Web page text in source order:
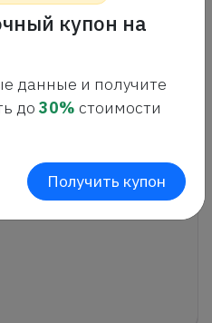
купон на
данные и получите
до 30% стоимости
Получить купон